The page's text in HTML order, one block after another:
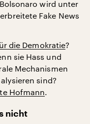
wird unter
Fake News
die Demokratie?
sie Hass und
Mechanismen
sind?
Hofmann.
nicht